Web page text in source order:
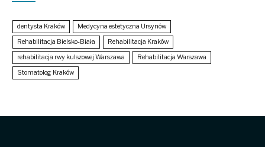
dentysta Kraków
Medycyna estetyczna Ursynów
Rehabilitacja Bielsko-Biała
Rehabilitacja Kraków
rehabilitacja rwy kulszowej Warszawa
Rehabilitacja Warszawa
Stomatolog Kraków